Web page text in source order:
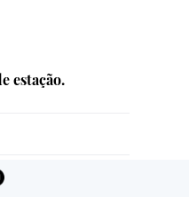
estação.